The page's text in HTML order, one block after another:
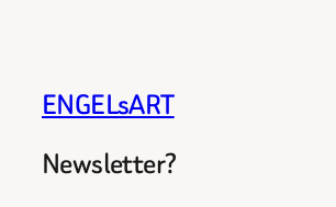
ENGELsART
Newsletter?